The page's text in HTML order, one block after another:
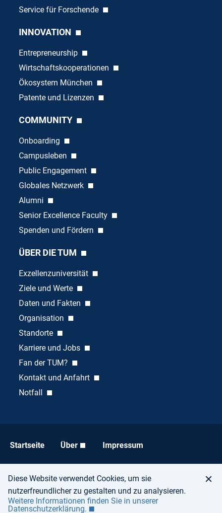
Diese Website verwendet Cookies, um sie
nutzerfreundlicher zu gestalten und zu analysieren.
Weitere Informationen finden Sie in unserer
Datenschutzerklärung.
Service für Forschende
INNOVATION
Entrepreneurship
Wirtschaftskooperationen
Ökosystem München
Patente und Lizenzen
COMMUNITY
Onboarding
Campusleben
Public Engagement
Globales Netzwerk
Alumni
Senior Excellence Faculty
Spenden und Fördern
ÜBER DIE TUM
Exzellenzuniversität
Ziele und Werte
Daten und Fakten
Organisation
Standorte
Karriere und Jobs
Fan der TUM?
Kontakt und Anfahrt
Notfall
Startseite Über Impressum